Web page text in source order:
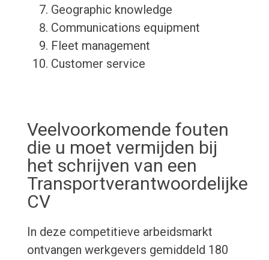
Geographic knowledge
Communications equipment
Fleet management
Customer service
Veelvoorkomende fouten
die u moet vermijden bij
het schrijven van een
Transportverantwoordelijke
CV
In deze competitieve arbeidsmarkt
ontvangen werkgevers gemiddeld 180